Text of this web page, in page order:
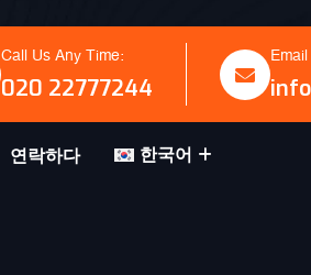
Call Us Any Time:
020 22777244
연락하다 한국어